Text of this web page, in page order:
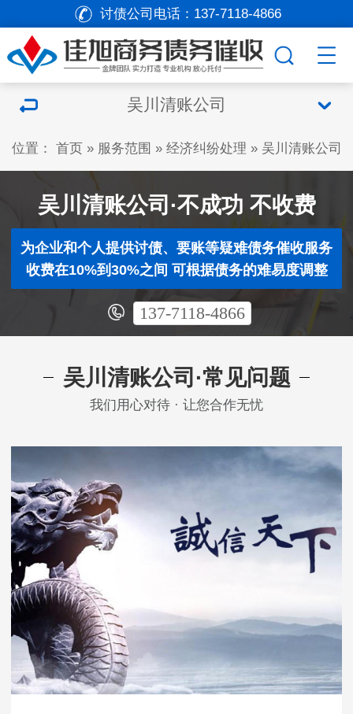
讨债公司电话： 137-7118-4866
吴川清账公司
位置： 首页» 服务范围 » 经济纠纷处理 » 吴川清账公司
吴川清账公司·不成功 不收费
为企业和个人提供讨债、要账等疑难债务催收服务
收费在10%到30%之间 可根据债务的难易度调整
137-7118-4866
吴川清账公司·常见问题
我们用心对待 · 让您合作无忧